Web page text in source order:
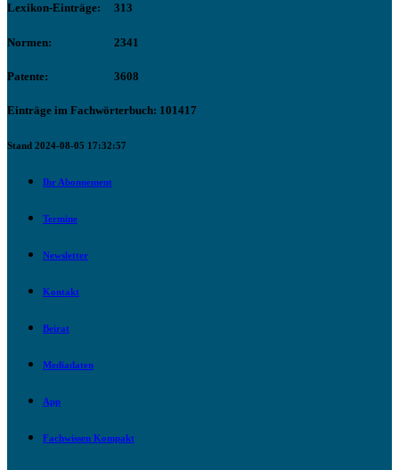
Lexikon-Einträge: 313
Normen: 2341
Patente: 3608
Einträge im Fachwörterbuch: 101417
Stand 2024-08-05 17:32:57
Ihr Abonnement
Termine
Newsletter
Kontakt
Beirat
Mediadaten
App
Fachwissen Kompakt